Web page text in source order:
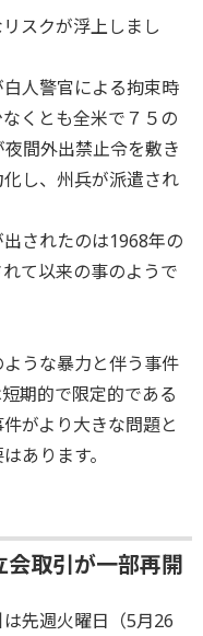
スクが浮上しまし
人警官による拘束時
くとも全米で７５の
間外出禁止令を敷き
し、州兵が派遣され
されたのは1968年の
て以来の事のようで
うな暴力と伴う事件
期的で限定的である
がより大きな問題と
あります。
取引が一部再開
先週火曜日（5月26